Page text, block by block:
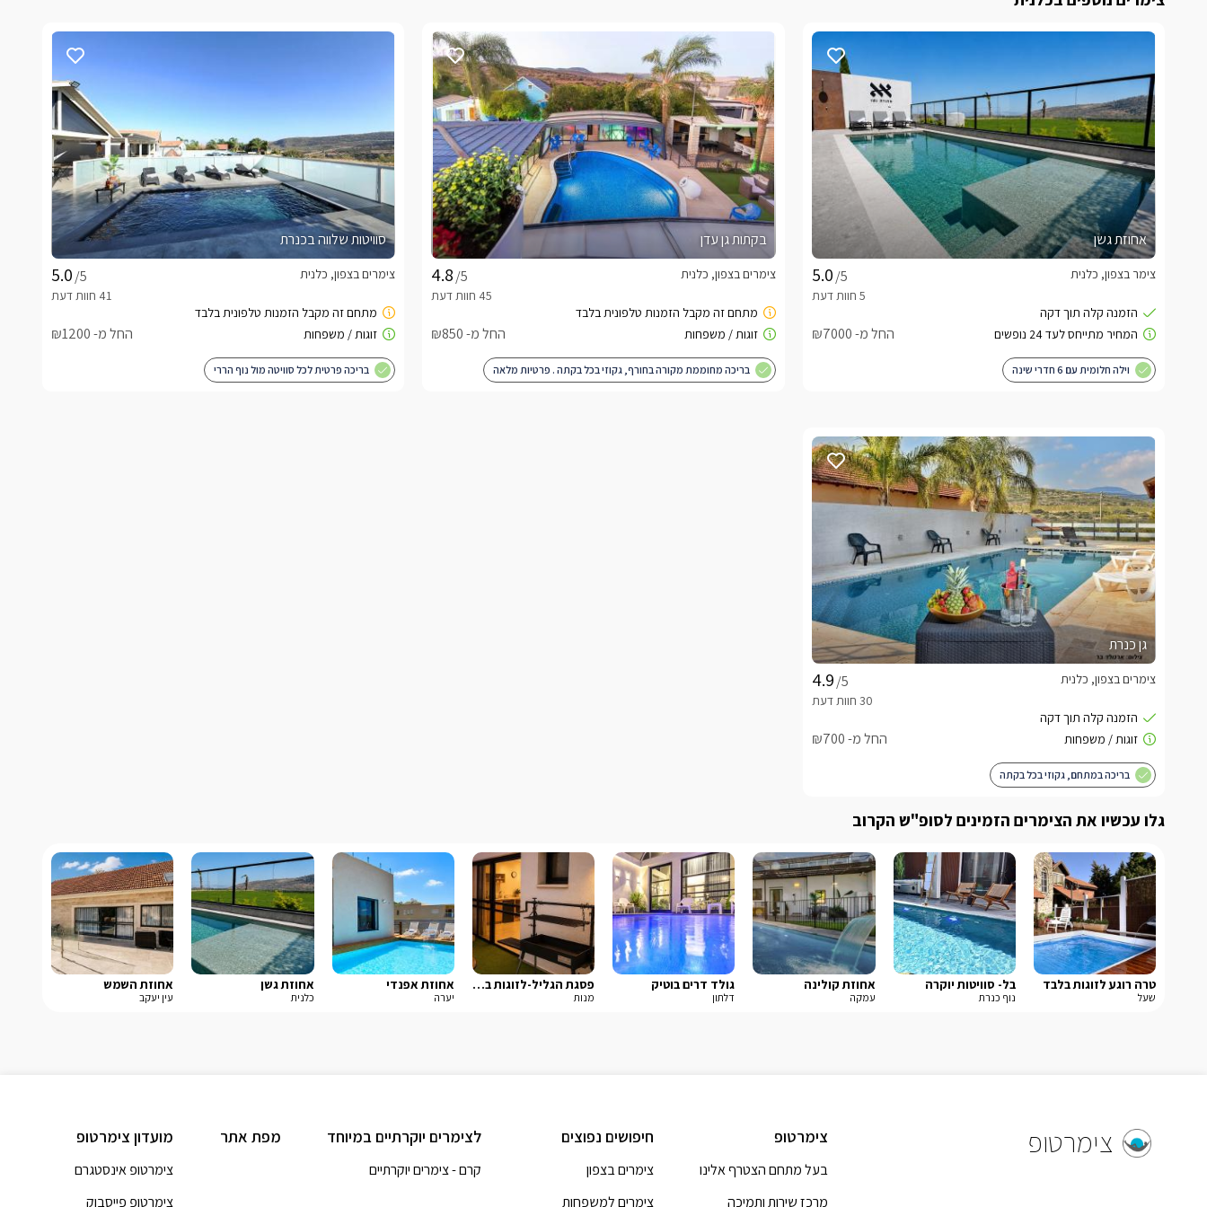
אחוזת גשן
/5
צימר בצפון, כלנית
החל מ- ₪7000
וילה חלומית עם 6 חדרי שינה
בקתות גן עדן
/5
צימרים בצפון, כלנית
החל מ- ₪850
בריכה מחוממת מקורה בחורף, גקוזי בכל בקתה . פרטיות מלאה
סוויטות שלווה בכנרת
/5
צימרים בצפון, כלנית
החל מ- ₪1200
בריכה פרטית לכל סוויטה מול נוף הררי
גן כנרת
/5
צימרים בצפון, כלנית
החל מ- ₪700
בריכה במתחם, גקוזי בכל בקתה
גלו עכשיו את הצימרים הזמינים לסופ"ש הקרוב
טרה רוגע לזוגות בלבד
שעל
בל- סוויטות יוקרה
נוף כנרת
אחוזת קולינה
עמקה
גולד דרים בוטיק
דלתון
פסגת הגליל-לזוגות בלבד
מנות
אחוזת אפנדי
יערה
אחוזת גשן
כלנית
אחוזת השמש
עין יעקב
צימרטופ צימרטופ
בעל מתחם הצטרף אלינו
מרכז שירות ותמיכה
חיפושים נפוצים
צימרים בצפון
צימרים למשפחות
לצימרים יוקרתיים במיוחד
קרם - צימרים יוקרתיים
מפת אתר מועדון צימרטופ
צימרטופ אינסטגרם
צימרטופ פייסבוק